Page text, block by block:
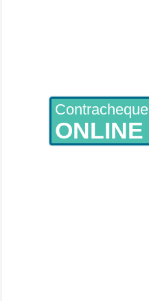
Contracheque
ONLINE